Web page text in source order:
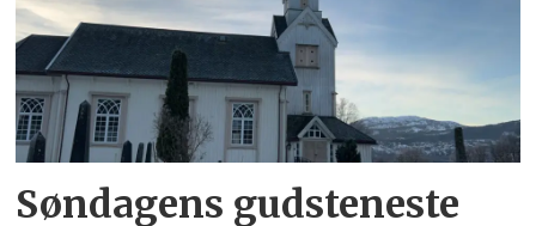
Søndagens gudsteneste